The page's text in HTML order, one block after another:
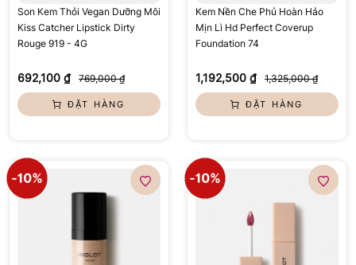
Son Kem Thỏi Vegan Dưỡng Môi
Kiss Catcher Lipstick Dirty
Rouge 919 - 4G
692,100 ₫ 769,000 ₫
ĐẶT HÀNG
Kem Nền Che Phủ Hoàn Hảo
Mịn Lì Hd Perfect Coverup
Foundation 74
1,192,500 ₫ 1,325,000 ₫
ĐẶT HÀNG